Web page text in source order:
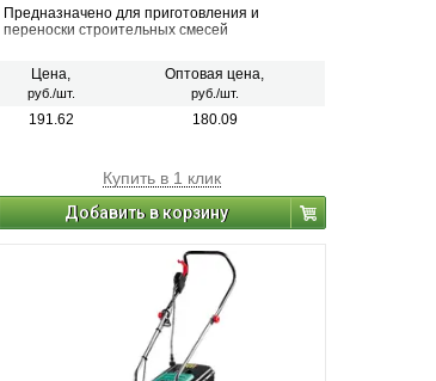
Предназначено для приготовления и
переноски строительных смесей
Цена,
руб./шт.
Оптовая цена,
руб./шт.
191.62 180.09
Купить в 1 клик
Добавить в корзину